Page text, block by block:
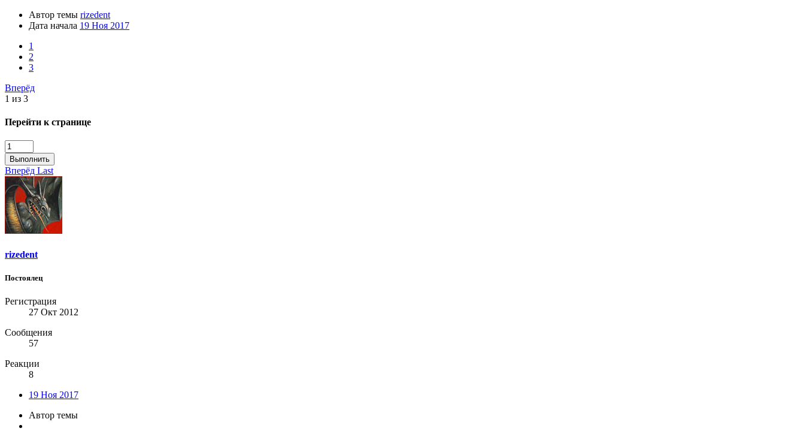
Автор темы rizedent
Дата начала 19 Ноя 2017
1
2
3
Вперёд
1 из 3
Перейти к странице
Выполнить
Вперёд Last
rizedent
Постоялец
Регистрация
27 Окт 2012
Сообщения
57
Реакции
8
19 Ноя 2017
Автор темы